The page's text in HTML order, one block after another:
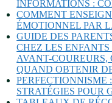
INFORMATIONS :
COMMENT
ÉMOTIONNEL PAR
GUIDE DES
CHEZ LES
AVANT-
QUAND OBTENIR
PERFECTIONNISME
STRATÉGIES POUR